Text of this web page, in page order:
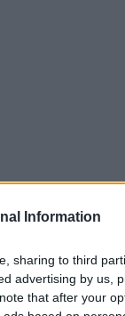
Information
sharing to third
advertising by us,
that after your